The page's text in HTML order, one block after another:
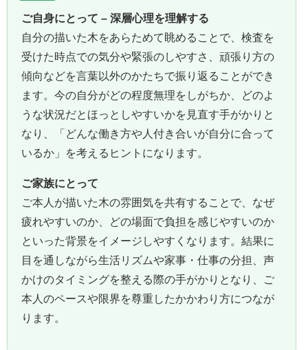
ご自身にとって – 深層心理を理解する
自分の描いた木をあらためて眺めることで、検査を
受けた時点での気分や緊張のしやすさ、頑張り方の
傾向などを言葉以外のかたちで振り返ることができ
ます。今の自分がどの程度無理をしがちか、どのよ
うな状況だとほっとしやすいかを見直す手がかりと
なり、「どんな働き方や人付き合いが自分に合って
いるか」を考えるヒントになります。
ご家族にとって
ご本人が描いた木の雰囲気を共有することで、なぜ
疲れやすいのか、どの場面で負担を感じやすいのか
といった背景をイメージしやすくなります。結果に
目を通しながら生活リズムや家事・仕事の分担、声
かけのタイミングを整える際の手がかりとなり、ご
本人のペースや限界を尊重したかかわり方につなが
ります。